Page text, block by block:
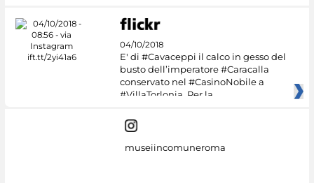
04/10/2018
E' di #Cavaceppi il calco in gesso del
busto dell’imperatore #Caracalla
conservato nel #CasinoNobile a
#VillaTorlonia. Per la
museiincomuneroma